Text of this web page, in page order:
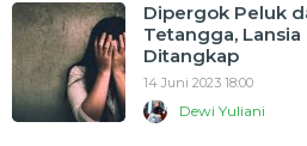
Dipergok Peluk
Tetangga, Lansia
Ditangkap
14 Juni 2023 18:00
Dewi Yuliani